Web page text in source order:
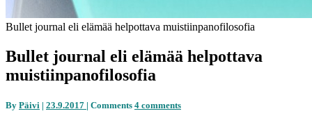
Bullet journal eli elämää helpottava muistiinpanofilosofia
Bullet journal eli elämää helpottava
muistiinpanofilosofia
By Päivi | 23.9.2017 | Comments 4 comments